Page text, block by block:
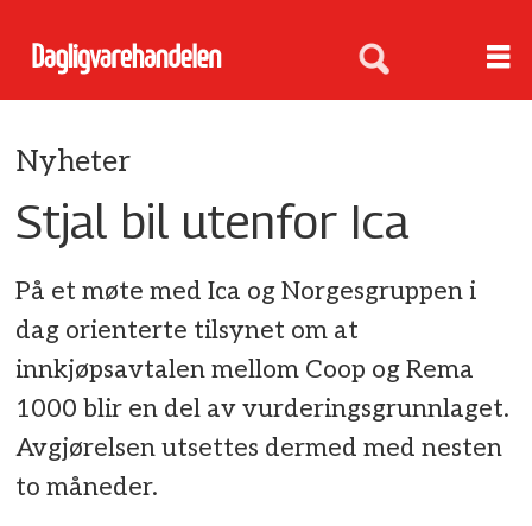
Nyheter
Stjal bil utenfor Ica
På et møte med Ica og Norgesgruppen i
dag orienterte tilsynet om at
innkjøpsavtalen mellom Coop og Rema
1000 blir en del av vurderingsgrunnlaget.
Avgjørelsen utsettes dermed med nesten
to måneder.